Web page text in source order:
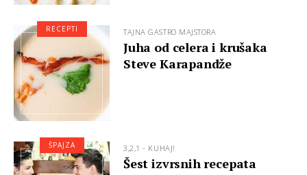
TAJNA GASTRO MAJSTORA
Juha od celera i krušaka
Steve Karapandže
RECEPTI
3,2,1 - KUHAJ!
Šest izvrsnih recepata
ŠPAJZA